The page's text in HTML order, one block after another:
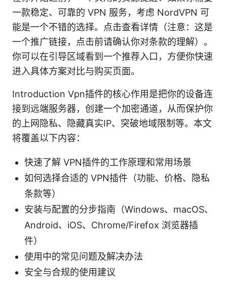
一款稳定、可靠的 VPN 服务，考虑 NordVPN 可
能是一个不错的选择。点击查看详情（注意：这是
一个推广链接，点击前请确认你对条款的理解）。
你可以在引导区域看到一个推荐入口，方便你快速
进入具体方案对比与购买页面。
Introduction Vpn插件的核心作用是把你的设备连
接到远端服务器，创建一个加密通道，从而保护你
的上网隐私、隐藏真实IP、突破地域限制等。本文
将覆盖以下内容：
快速了解 VPN插件的工作原理和常用场景
如何选择合适的 VPN插件（功能、价格、隐私
条款等）
安装与配置的分步指南（Windows、macOS、
Android、iOS、Chrome/Firefox 浏览器插
件）
使用中的常见问题及解决办法
安全与合规的使用建议